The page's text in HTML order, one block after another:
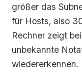
größer das
für Hosts, also
Rechner zeigt
unbekannte
wiedererkennen.